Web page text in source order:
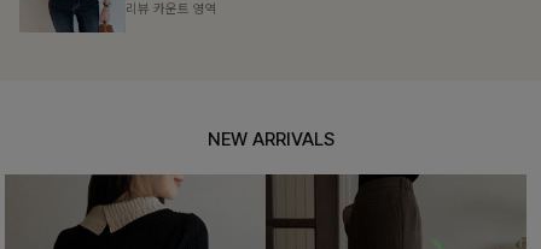
리뷰 카운트 영역
NEW ARRIVALS